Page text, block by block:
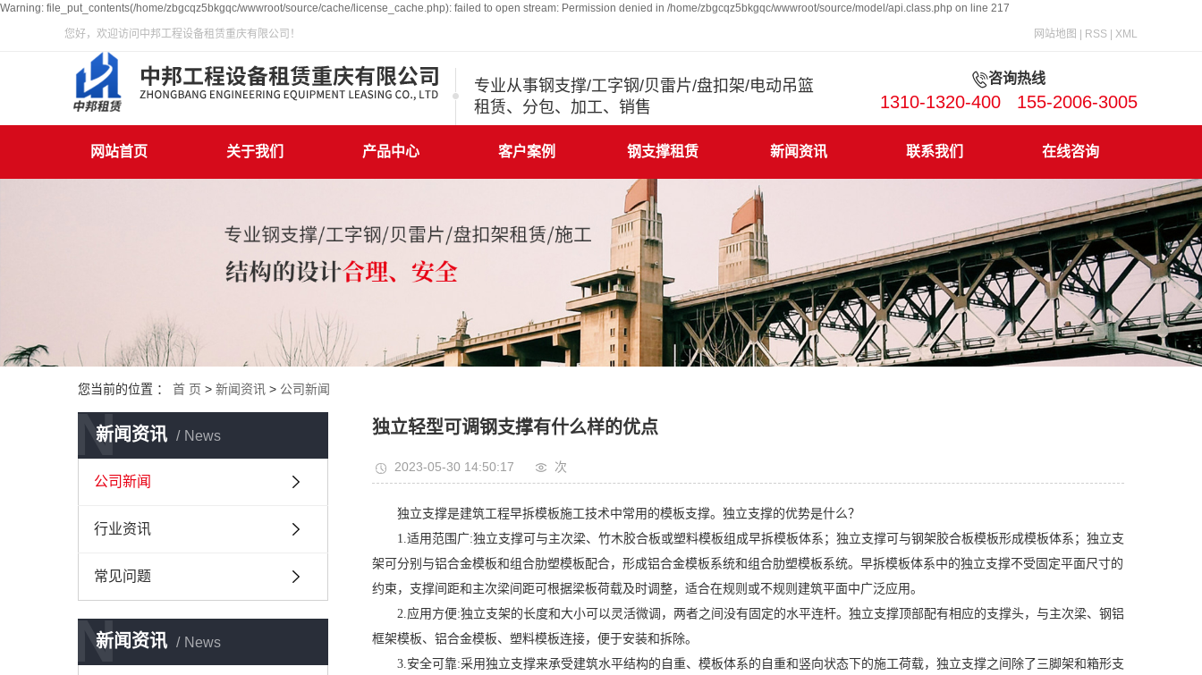
Warning: file_put_contents(/home/zbgcqz5bkgqc/wwwroot/source/cache/license_cache.php): failed to open stream: Permission denied in /home/zbgcqz5bkgqc/wwwroot/source/model/api.class.php on line 217
您好，欢迎访问中邦工程设备租赁重庆有限公司！ 网站地图 RSS XML
专业从事钢支撑/工字钢/贝雷片/盘扣架/电动吊篮
租赁、分包、加工、销售
咨询热线
1310-1320-400 155-2006-3005
网站首页 关于我们 产品中心 客户案例 钢支撑租赁 新闻资讯 联系我们 在线咨询
您当前的位置 ： 首 页 > 新闻资讯 > 公司新闻
新闻资讯 News
N
公司新闻
行业资讯
常见问题
新闻资讯 News
N
独立轻型可调钢支撑有什么样的优点
2023-05-30 14:50:17 次
独立支撑是建筑工程早拆模板施工技术中常用的模板支撑。独立支撑的优势是什么？
1.适用范围广:独立支撑可与主次梁、竹木胶合板或塑料模板组成早拆模板体系；独立支撑可与钢架胶合板模板形成模板体系；独立支
架可分别与铝合金模板和组合肋塑模板配合，形成铝合金模板系统和组合肋塑模板系统。早拆模板体系中的独立支撑不受固定平面尺寸的
约束，支撑间距和主次梁间距可根据梁板荷载及时调整，适合在规则或不规则建筑平面中广泛应用。
2.应用方便:独立支架的长度和大小可以灵活微调，两者之间没有固定的水平连杆。独立支撑顶部配有相应的支撑头，与主次梁、钢铝
框架模板、铝合金模板、塑料模板连接，便于安装和拆除。
3.安全可靠:采用独立支撑来承受建筑水平结构的自重、模板体系的自重和竖向状态下的施工荷载，独立支撑之间除了三脚架和箱形支